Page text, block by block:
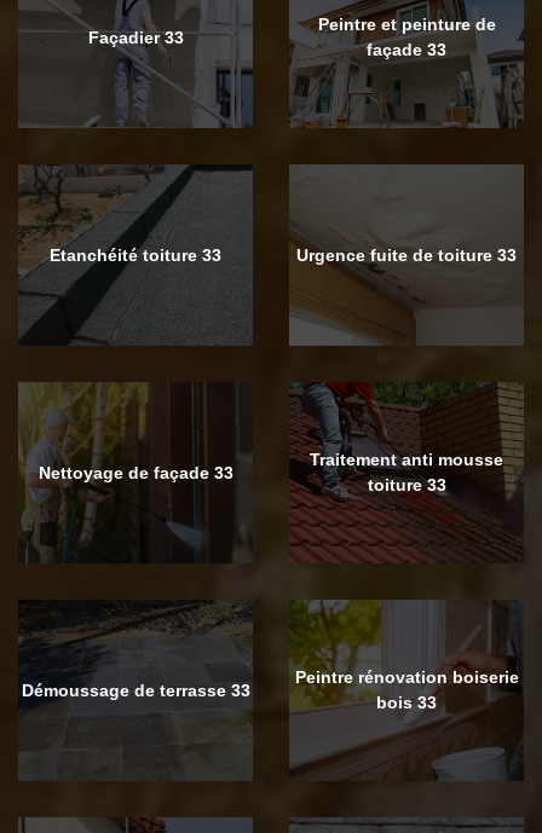
Façadier 33
Peintre et peinture de
façade 33
Etanchéité toiture 33 Urgence fuite de toiture 33
Nettoyage de façade 33
Traitement anti mousse
toiture 33
Démoussage de terrasse 33
Peintre rénovation boiserie
bois 33